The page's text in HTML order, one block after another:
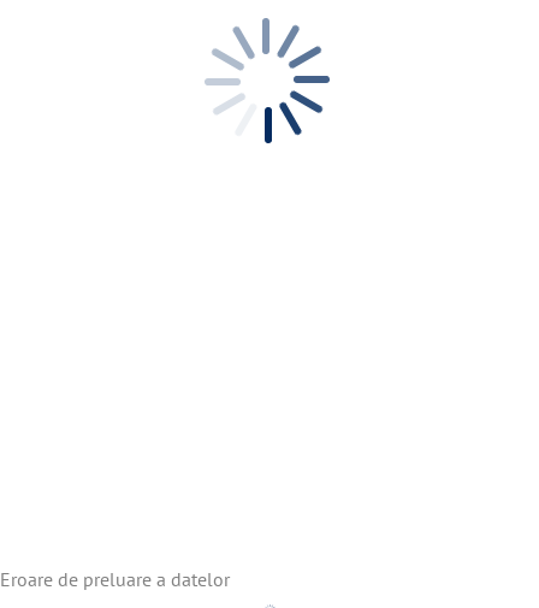
Eroare de preluare a datelor